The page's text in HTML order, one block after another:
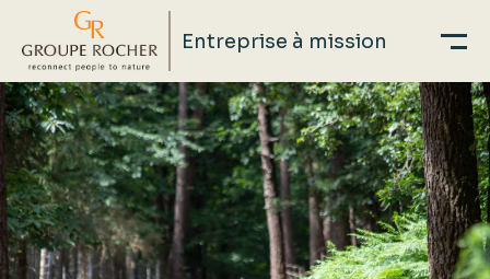
Aller
au
contenu
principal
Entreprise à mission